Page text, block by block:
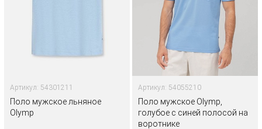
Артикул: 54301211
Поло мужское льняное
Olymp
Артикул: 54055210
Поло мужское Olymp,
голубое с синей полосой на
воротнике